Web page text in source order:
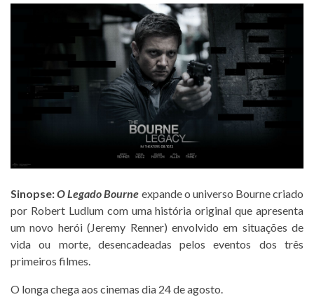
Sinopse:O Legado Bourne expande o universo Bourne criado
por Robert Ludlum com uma história original que apresenta
um novo herói (Jeremy Renner) envolvido em situações de
vida ou morte, desencadeadas pelos eventos dos três
primeiros filmes.
O longa chega aos cinemas dia 24 de agosto.